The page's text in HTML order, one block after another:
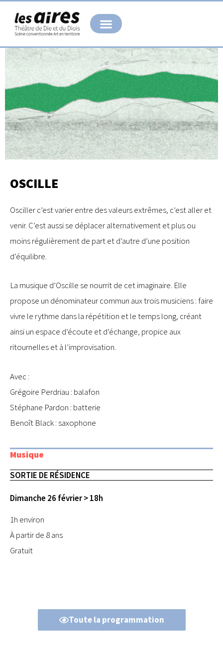
contenu
OSCILLE
Osciller c’est varier entre des valeurs extrêmes, c’est aller et
venir. C’est aussi se déplacer alternativement et plus ou
moins régulièrement de part et d’autre d’une position
d’équilibre.
La musique d’Oscille se nourrit de cet imaginaire. Elle
propose un dénominateur commun aux trois musiciens : faire
vivre le rythme dans la répétition et le temps long, créant
ainsi un espace d’écoute et d’échange, propice aux
ritournelles et à l’improvisation.
Avec :
Grégoire Perdriau : balafon
Stéphane Pardon : batterie
Benoît Black : saxophone
Musique
SORTIE DE RÉSIDENCE
Dimanche 26 février > 18h
1h environ
À partir de 8 ans
Gratuit
Toute la programmation